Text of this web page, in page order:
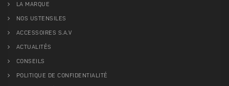
LA MARQUE
NOS USTENSILES
ACCESSOIRES S.A.V
ACTUALITÉS
CONSEILS
POLITIQUE DE CONFIDENTIALITÉ